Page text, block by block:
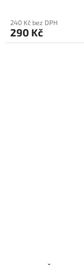
240 Kč bez DPH
290 Kč